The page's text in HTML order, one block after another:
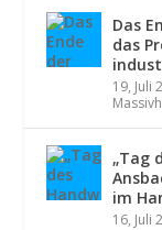
Das
das
19, Juli
„Tag
im
16, Juli